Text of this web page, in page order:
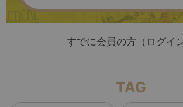
すでに会員の方（ログイン
TAG